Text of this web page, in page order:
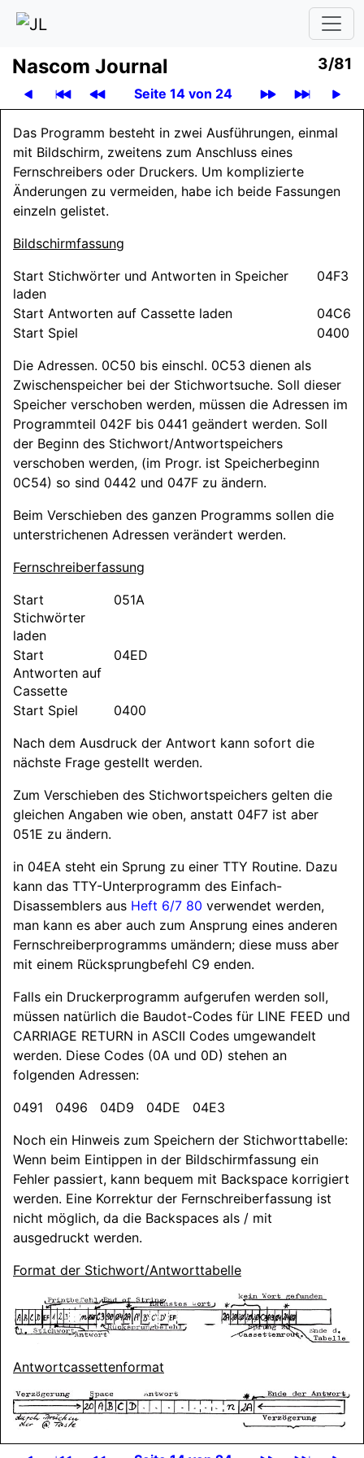
Nascom Journal 3/81
Seite 14 von 24
Das Programm besteht in zwei Ausführungen, einmal
mit Bildschirm, zweitens zum Anschluss eines
Fernschreibers oder Druckers. Um komplizierte
Änderungen zu vermeiden, habe ich beide Fassungen
einzeln gelistet.
Bildschirmfassung
Start Stichwörter und Antworten in Speicher
laden
04F3
Start Antworten auf Cassette laden
04C6
Start Spiel
0400
Die Adressen. 0C50 bis einschl. 0C53 dienen als
Zwischenspeicher bei der Stichwortsuche. Soll dieser
Speicher verschoben werden, müssen die Adressen im
Programmteil 042F bis 0441 geändert werden. Soll
der Beginn des Stichwort/Antwortspeichers
verschoben werden, (im Progr. ist Speicherbeginn
0C54) so sind 0442 und 047F zu ändern.
Beim Verschieben des ganzen Programms sollen die
unterstrichenen Adressen verändert werden.
Fernschreiberfassung
Start
Stichwörter
laden
051A
Start
Antworten auf
Cassette
04ED
Start Spiel
0400
Nach dem Ausdruck der Antwort kann sofort die
nächste Frage gestellt werden.
Zum Verschieben des Stichwortspeichers gelten die
gleichen Angaben wie oben, anstatt 04F7 ist aber
051E zu ändern.
in 04EA steht ein Sprung zu einer TTY Routine. Dazu
kann das TTY-Unterprogramm des Einfach-
Disassemblers aus Heft 6/7 80 verwendet werden,
man kann es aber auch zum Ansprung eines anderen
Fernschreiberprogramms umändern; diese muss aber
mit einem Rücksprungbefehl C9 enden.
Falls ein Druckerprogramm aufgerufen werden soll,
müssen natürlich die Baudot-Codes für LINE FEED und
CARRIAGE RETURN in ASCII Codes umgewandelt
werden. Diese Codes (0A und 0D) stehen an
folgenden Adressen:
0491 0496 04D9 04DE 04E3
Noch ein Hinweis zum Speichern der Stichworttabelle:
Wenn beim Eintippen in der Bildschirmfassung ein
Fehler passiert, kann bequem mit Backspace korrigiert
werden. Eine Korrektur der Fernschreiberfassung ist
nicht möglich, da die Backspaces als / mit
ausgedruckt werden.
Format der Stichwort/Antworttabelle
Antwortcassettenformat